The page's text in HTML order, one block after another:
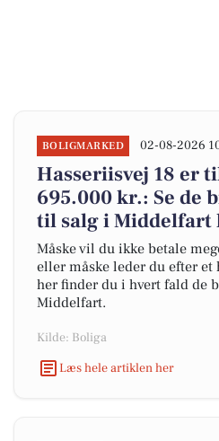
BOLIGMARKED 02-08-2026
Hasseriisvej 18 er
695.000 kr.: Se de
til salg i Middelfart
Måske vil du ikke betale
eller måske leder du efter
her finder du i hvert fald de
Middelfart.
Kilde: Boliga
Læs hele artiklen her